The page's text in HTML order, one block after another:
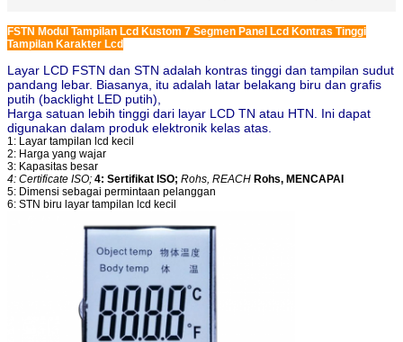
FSTN Modul Tampilan Lcd Kustom 7 Segmen Panel Lcd Kontras Tinggi
Tampilan Karakter Lcd
Layar LCD FSTN dan STN adalah kontras tinggi dan tampilan sudut
pandang lebar. Biasanya, itu adalah latar belakang biru dan grafis
putih (backlight LED putih),
Harga satuan lebih tinggi dari layar LCD TN atau HTN. Ini dapat
digunakan dalam produk elektronik kelas atas.
1: Layar tampilan lcd kecil
2: Harga yang wajar
3: Kapasitas besar
4: Certificate ISO; 4: Sertifikat ISO; Rohs, REACH Rohs, MENCAPAI
5: Dimensi sebagai permintaan pelanggan
6: STN biru layar tampilan lcd kecil